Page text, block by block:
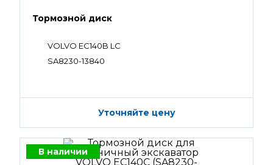
Тормозной диск
VOLVO EC140B LC
SA8230-13840
Уточняйте цену
В наличии